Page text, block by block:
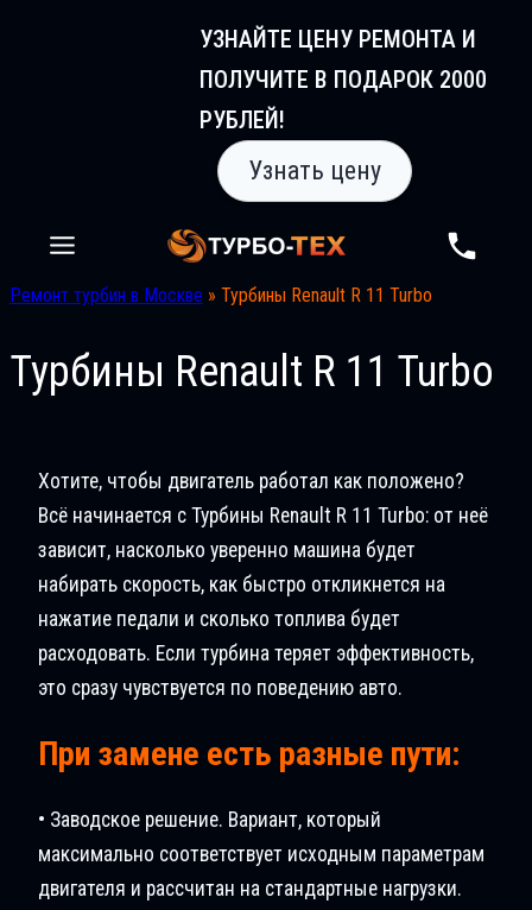
УЗНАЙТЕ ЦЕНУ РЕМОНТА И
ПОЛУЧИТЕ В ПОДАРОК 2000
РУБЛЕЙ!
Узнать цену
Ремонт турбин в Москве » Турбины Renault R 11 Turbo
Турбины Renault R 11 Turbo
Хотите, чтобы двигатель работал как положено?
Всё начинается с Турбины Renault R 11 Turbo: от неё
зависит, насколько уверенно машина будет
набирать скорость, как быстро откликнется на
нажатие педали и сколько топлива будет
расходовать. Если турбина теряет эффективность,
это сразу чувствуется по поведению авто.
При замене есть разные пути:
• Заводское решение. Вариант, который
максимально соответствует исходным параметрам
двигателя и рассчитан на стандартные нагрузки.